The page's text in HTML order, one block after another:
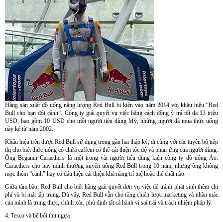
Hãng sản xuất đồ uống năng lượng Red Bull bị kiện vào năm 2014 với khẩu hiệu “Red
Bull cho bạn đôi cánh”. Công ty giải quyết vụ việc bằng cách đồng ý trả tối đa 13 triệu
USD, bao gồm 10 USD cho mỗi người tiêu dùng Mỹ, những người đã mua thức uống
này kể từ năm 2002.
Khẩu hiệu trên được Red Bull sử dụng trong gần hai thập kỷ, đi cùng với các tuyên bố tiếp
thị cho biết thức uống có chứa caffein có thể cải thiện tốc độ và phản ứng của người dùng.
Ông Beganin Caraethers là một trong vài người tiêu dùng kiện công ty đồ uống Áo.
Caraethers cho hay mình thường xuyên uống Red Bull trong 10 năm, nhưng ông không
mọc thêm “cánh” hay có dấu hiệu cải thiện khả năng trí tuệ hoặc thể chất nào.
Giữa tâm bão, Red Bull cho biết hãng giải quyết đơn vụ việc để tránh phát sinh thêm chi
phí và bị mất tập trung. Dù vậy, Red Bull vẫn cho rằng chiến lược marketing và nhãn mác
của mình là trung thực, chính xác, phủ định tất cả hành vi sai trái và trách nhiệm pháp lý.
4. Tesco và bê bối thịt ngựa